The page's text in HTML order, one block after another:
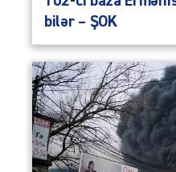
bilər – ŞOK